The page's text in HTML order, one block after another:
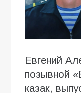
Евгений
позывной
казак,